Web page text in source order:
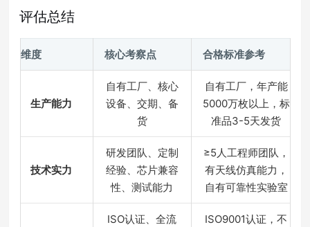
评估总结
维度 核心考察点 合格标准参考
生产能力
自有工厂、核心
设备、交期、备
货
自有工厂，年产能
5000万枚以上，标
准品3-5天发货
技术实力
研发团队、定制
经验、芯片兼容
性、测试能力
≥5人工程师团队，
有天线仿真能力，
自有可靠性实验室
ISO认证、全流
ISO9001认证，不